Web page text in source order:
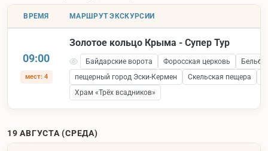
ВРЕМЯ МАРШРУТ ЭКСКУРСИИ
09:00
мест: 4
Золотое кольцо Крыма - Супер Тур
Байдарские ворота Форосская церковь
пещерный город Эски-Кермен
Скельская пещера
Храм «Трёх всадников»
19 АВГУСТА (СРЕДА)